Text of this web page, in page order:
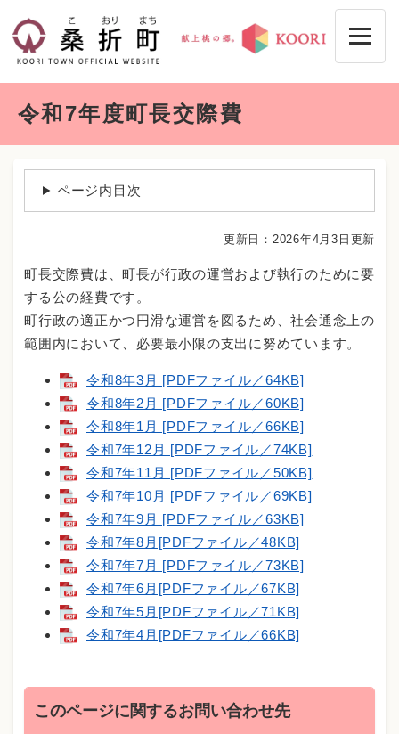
先
令和7年度町長交際費
ページ内目次
更新日：2026年4月3日更新
町長交際費は、町長が行政の運営および執行のために要
する公の経費です。
町行政の適正かつ円滑な運営を図るため、社会通念上の
範囲内において、必要最小限の支出に努めています。
令和8年3月 [PDFファイル／64KB]
令和8年2月 [PDFファイル／60KB]
令和8年1月 [PDFファイル／66KB]
令和7年12月 [PDFファイル／74KB]
令和7年11月 [PDFファイル／50KB]
令和7年10月 [PDFファイル／69KB]
令和7年9月 [PDFファイル／63KB]
令和7年8月[PDFファイル／48KB]
令和7年7月 [PDFファイル／73KB]
令和7年6月[PDFファイル／67KB]
令和7年5月[PDFファイル／71KB]
令和7年4月[PDFファイル／66KB]
このページに関するお問い合わせ先